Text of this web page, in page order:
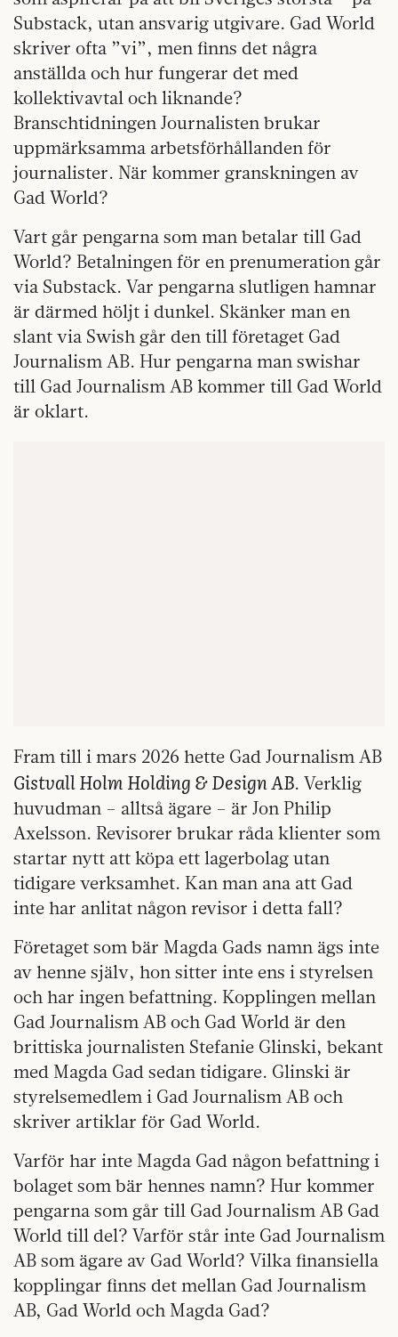
Substack, utan ansvarig utgivare. Gad World
skriver ofta ”vi”, men finns det några
anställda och hur fungerar det med
kollektivavtal och liknande?
Branschtidningen Journalisten brukar
uppmärksamma arbetsförhållanden för
journalister. När kommer granskningen av
Gad World?
Vart går pengarna som man betalar till Gad
World? Betalningen för en prenumeration går
via Substack. Var pengarna slutligen hamnar
är därmed höljt i dunkel. Skänker man en
slant via Swish går den till företaget Gad
Journalism AB. Hur pengarna man swishar
till Gad Journalism AB kommer till Gad World
är oklart.
Fram till i mars 2026 hette Gad Journalism AB
Gistvall Holm Holding & Design AB. Verklig
huvudman – alltså ägare – är Jon Philip
Axelsson. Revisorer brukar råda klienter som
startar nytt att köpa ett lagerbolag utan
tidigare verksamhet. Kan man ana att Gad
inte har anlitat någon revisor i detta fall?
Företaget som bär Magda Gads namn ägs inte
av henne själv, hon sitter inte ens i styrelsen
och har ingen befattning. Kopplingen mellan
Gad Journalism AB och Gad World är den
brittiska journalisten Stefanie Glinski, bekant
med Magda Gad sedan tidigare. Glinski är
styrelsemedlem i Gad Journalism AB och
skriver artiklar för Gad World.
Varför har inte Magda Gad någon befattning i
bolaget som bär hennes namn? Hur kommer
pengarna som går till Gad Journalism AB Gad
World till del? Varför står inte Gad Journalism
AB som ägare av Gad World? Vilka finansiella
kopplingar finns det mellan Gad Journalism
AB, Gad World och Magda Gad?